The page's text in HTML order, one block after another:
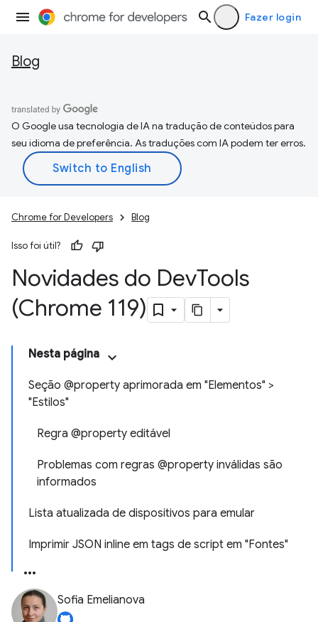
Fazer login
Blog
O Google usa tecnologia de IA na tradução de conteúdos para
seu idioma de preferência. As traduções com IA podem ter erros.
Chrome for Developers Blog
Isso foi útil?
Novidades do DevTools
(Chrome 119)
Nesta página
Seção @property aprimorada em "Elementos" >
"Estilos"
Regra @property editável
Problemas com regras @property inválidas são
informados
Lista atualizada de dispositivos para emular
Imprimir JSON inline em tags de script em "Fontes"
Sofia Emelianova